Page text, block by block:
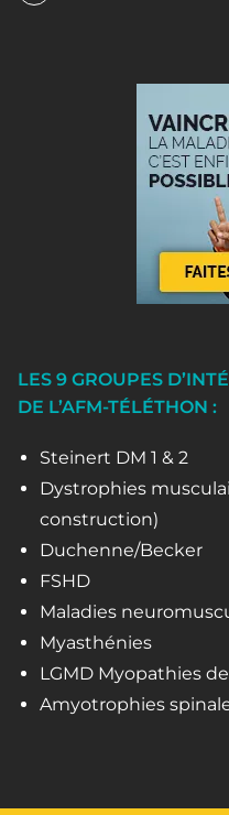
LES 9 GROUPES
DE L’AFM-TÉLÉTHON :
Steinert DM 1 & 2
Dystrophies
construction)
Duchenne/Becker
FSHD
Maladies
Myasthénies
LGMD Myopathies
Amyotrophies